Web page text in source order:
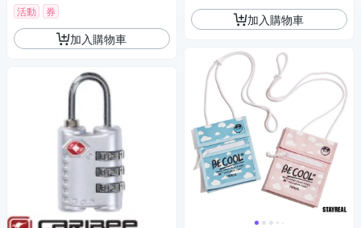
活動
券
加入購物車
加入購物車